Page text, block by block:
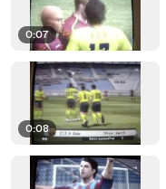
0:07
0:08